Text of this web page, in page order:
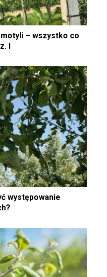
– wszystko co
I
występowanie